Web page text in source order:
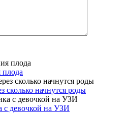
сколько начнутся роды
с девочкой на УЗИ